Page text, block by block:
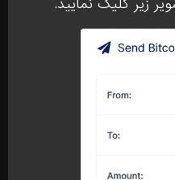
زیر کلیک نمایید.